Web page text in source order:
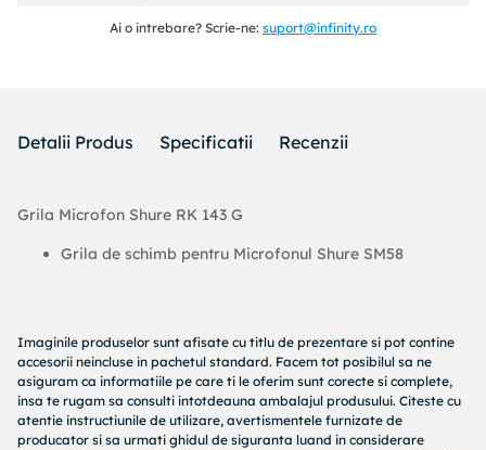
Ai o intrebare? Scrie-ne: suport@infinity.ro
Detalii Produs Specificatii Recenzii
Grila Microfon Shure RK 143 G
Grila de schimb pentru Microfonul Shure SM58
Imaginile produselor sunt afisate cu titlu de prezentare si pot contine
accesorii neincluse in pachetul standard. Facem tot posibilul sa ne
asiguram ca informatiile pe care ti le oferim sunt corecte si complete,
insa te rugam sa consulti intotdeauna ambalajul produsului. Citeste cu
atentie instructiunile de utilizare, avertismentele furnizate de
producator si sa urmati ghidul de siguranta luand in considerare